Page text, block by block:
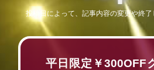
投稿日によって、記事内容の変更や終了
平日限定￥300OFF